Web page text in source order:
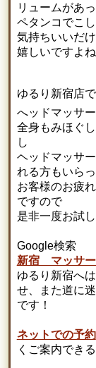
リュームがあ
ペタンコでこ
気持ちいいだ
嬉しいですよね
ゆるり新宿店
へッドマッサ
全身もみほぐ
し
ヘッドマッサ
れる方もいらっ
お客様のお疲
ですので
是非一度お試
Google検索
新宿 マッサ
ゆるり新宿へ
せ、また道に
です！
ネットでの予約
くご案内でき